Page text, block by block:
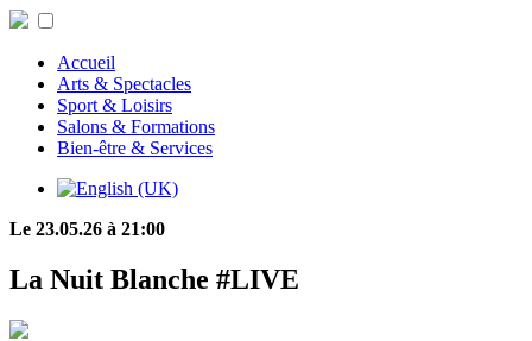
Accueil
Arts & Spectacles
Sport & Loisirs
Salons & Formations
Bien-être & Services
Le 23.05.26 à 21:00
La Nuit Blanche #LIVE